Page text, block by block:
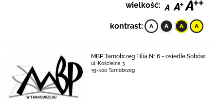
wielkość:
kontrast:
MBP Tarnobrzeg Filia Nr 6 - osiedle Sobów
ul. Kościelna 3
39-400 Tarnobrzeg